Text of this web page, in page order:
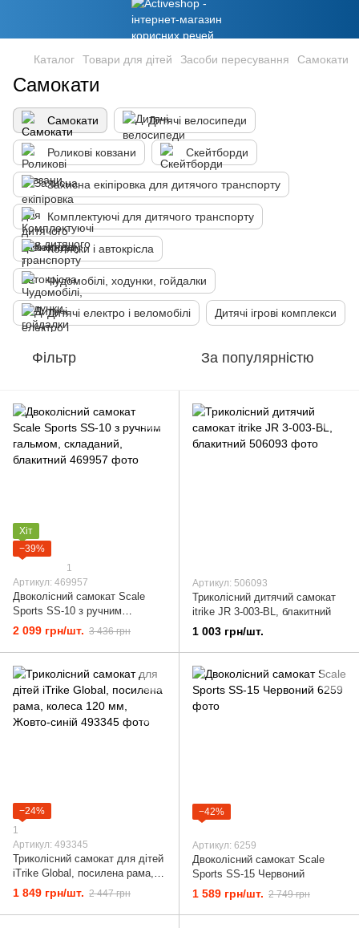
Каталог Товари для дітей Засоби пересування Самокати
Самокати
Самокати Дитячі велосипеди
Роликові ковзани Скейтборди
Захисна екіпіровка для дитячого транспорту
Комплектуючі для дитячого транспорту
Коляски і автокрісла
Чудомобілі, ходунки, гойдалки
Дитячі електро і веломобілі Дитячі ігрові комплекси
Фільтр За популярністю
Хіт
−39%
1
Артикул: 469957
Двоколісний самокат Scale
Sports SS-10 з ручним
гальмом, складаний,
блакитний
2 099 грн/шт. 3 436 грн
Артикул: 506093
Триколісний дитячий самокат
itrike JR 3-003-BL, блакитний
1 003 грн/шт.
−24%
1
Артикул: 493345
Триколісний самокат для дітей
iTrike Global, посилена рама,
колеса 120 мм, Жовто-синій
1 849 грн/шт. 2 447 грн
−42%
Артикул: 6259
Двоколісний самокат Scale
Sports SS-15 Червоний
1 589 грн/шт. 2 749 грн